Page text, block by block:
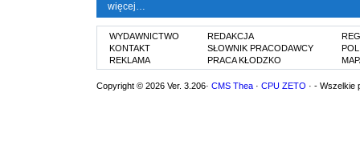
więcej…
WYDAWNICTWO
KONTAKT
REKLAMA
REDAKCJA
SŁOWNIK PRACODAWCY
PRACA KŁODZKO
Copyright © 2026 Ver. 3.206· CMS Thea · CPU ZETO · - Wszelkie